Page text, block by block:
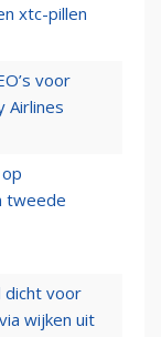
xtc-pillen
voor
Airlines
tweede
dicht voor
wijken uit